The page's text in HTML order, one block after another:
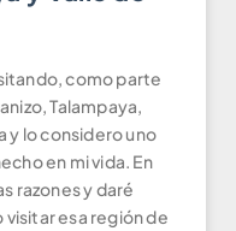
como parte
Talampaya,
y lo considero uno
en mi vida. En
razones y daré
esa región de